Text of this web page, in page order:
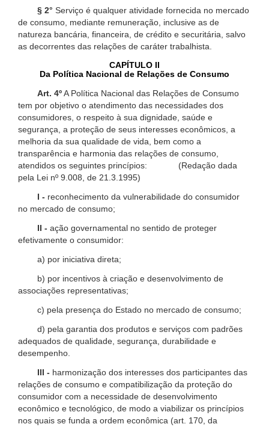
§ 2° Serviço é qualquer atividade fornecida no mercado
de consumo, mediante remuneração, inclusive as de
natureza bancária, financeira, de crédito e securitária, salvo
as decorrentes das relações de caráter trabalhista.
CAPÍTULO II
Da Política Nacional de Relações de Consumo
Art. 4ºA Política Nacional das Relações de Consumo
tem por objetivo o atendimento das necessidades dos
consumidores, o respeito à sua dignidade, saúde e
segurança, a proteção de seus interesses econômicos, a
melhoria da sua qualidade de vida, bem como a
transparência e harmonia das relações de consumo,
atendidos os seguintes princípios: (Redação dada
pela Lei nº 9.008, de 21.3.1995)
I - reconhecimento da vulnerabilidade do consumidor
no mercado de consumo;
II - ação governamental no sentido de proteger
efetivamente o consumidor:
a) por iniciativa direta;
b) por incentivos à criação e desenvolvimento de
associações representativas;
c) pela presença do Estado no mercado de consumo;
d) pela garantia dos produtos e serviços com padrões
adequados de qualidade, segurança, durabilidade e
desempenho.
III - harmonização dos interesses dos participantes das
relações de consumo e compatibilização da proteção do
consumidor com a necessidade de desenvolvimento
econômico e tecnológico, de modo a viabilizar os princípios
nos quais se funda a ordem econômica (art. 170, da